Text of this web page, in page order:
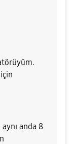
anda 8